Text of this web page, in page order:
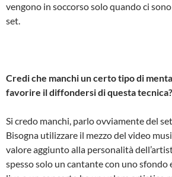
vengono in soccorso solo quando ci
set.
Credi che manchi un certo tipo di
favorire il diffondersi di questa tecnica?
Si credo manchi, parlo ovviamente del
Bisogna utilizzare il mezzo del video
valore aggiunto alla personalità
spesso solo un cantante con uno sfondo